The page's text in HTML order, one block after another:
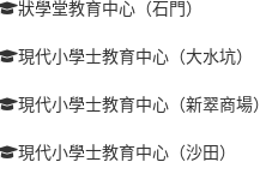
狀學堂教育中心（石門）
現代小學士教育中心（大水坑）
現代小學士教育中心（新翠商場）
現代小學士教育中心（沙田）